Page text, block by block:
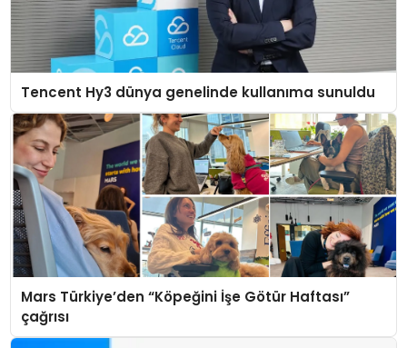
Tencent Hy3 dünya genelinde kullanıma sunuldu
Mars Türkiye’den “Köpeğini İşe Götür Haftası”
çağrısı